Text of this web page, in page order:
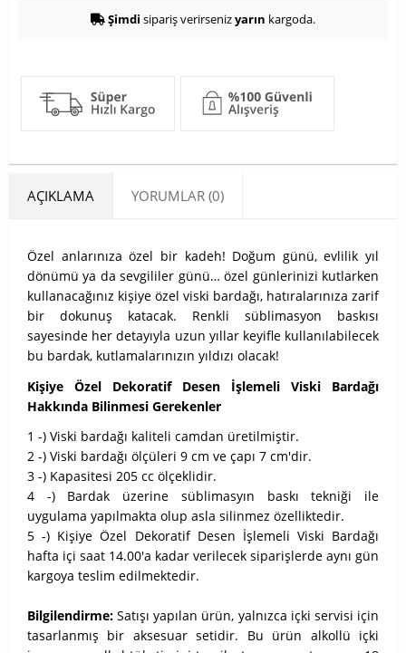
Şimdi sipariş verirsenizyarın kargoda.
AÇIKLAMA YORUMLAR (0)
Özel anlarınıza özel bir kadeh! Doğum günü, evlilik yıl
dönümü ya da sevgililer günü… özel günlerinizi kutlarken
kullanacağınız kişiye özel viski bardağı, hatıralarınıza zarif
bir dokunuş katacak. Renkli süblimasyon baskısı
sayesinde her detayıyla uzun yıllar keyifle kullanılabilecek
bu bardak, kutlamalarınızın yıldızı olacak!
Kişiye Özel Dekoratif Desen İşlemeli Viski Bardağı
Hakkında Bilinmesi Gerekenler
1 -) Viski bardağı kaliteli camdan üretilmiştir.
2 -) Viski bardağı ölçüleri 9 cm ve çapı 7 cm'dir.
3 -) Kapasitesi 205 cc ölçeklidir.
4 -) Bardak üzerine süblimasyın baskı tekniği ile
uygulama yapılmakta olup asla silinmez özelliktedir.
5 -) Kişiye Özel Dekoratif Desen İşlemeli Viski Bardağı
hafta içi saat 14.00'a kadar verilecek siparişlerde aynı gün
kargoya teslim edilmektedir.
Bilgilendirme: Satışı yapılan ürün, yalnızca içki servisi için
tasarlanmış bir aksesuar setidir. Bu ürün alkollü içki